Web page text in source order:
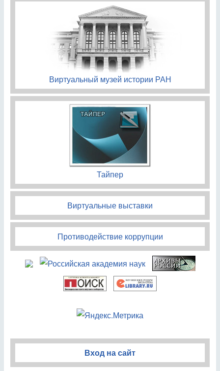
Виртуальный музей истории РАН
Тайпер
Виртуальные выставки
Противодействие коррупции
Вход на сайт